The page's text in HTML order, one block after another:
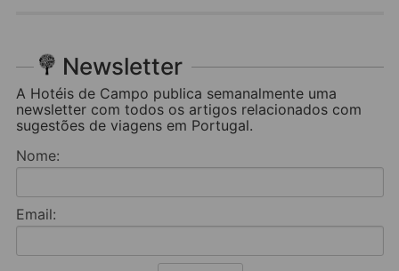
Newsletter
A Hotéis de Campo publica semanalmente uma
newsletter com todos os artigos relacionados com
sugestões de viagens em Portugal.
Nome:
Email: